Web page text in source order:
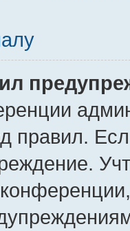
правил.